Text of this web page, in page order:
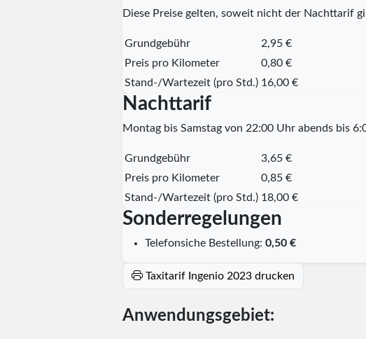
Diese Preise gelten, soweit nicht der Nachttarif
Grundgebühr
2,95 €
Preis pro Kilometer
0,80 €
Stand-/Wartezeit (pro Std.) 16,00 €
Nachttarif
Montag bis Samstag von 22:00 Uhr abends bis
Grundgebühr
3,65 €
Preis pro Kilometer
0,85 €
Stand-/Wartezeit (pro Std.) 18,00 €
Sonderregelungen
Telefonsiche Bestellung: 0,50 €
Taxitarif Ingenio 2023 drucken
Anwendungsgebiet: